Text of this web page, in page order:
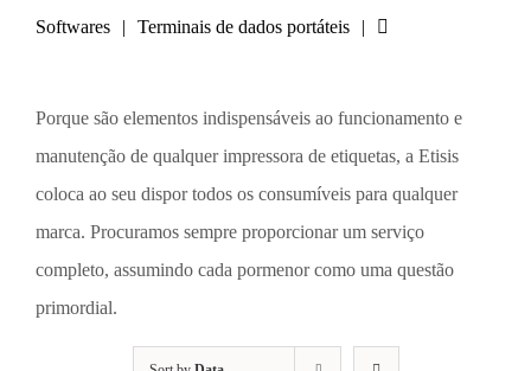
Softwares
Terminais de dados portáteis
Porque são elementos indispensáveis ao funcionamento e
manutenção de qualquer impressora de etiquetas, a Etisis
coloca ao seu dispor todos os consumíveis para qualquer
marca. Procuramos sempre proporcionar um serviço
completo, assumindo cada pormenor como uma questão
primordial.